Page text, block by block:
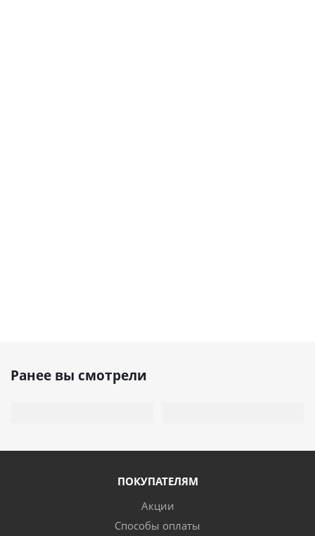
Ранее вы смотрели
ПОКУПАТЕЛЯМ
Акции
Способы оплаты